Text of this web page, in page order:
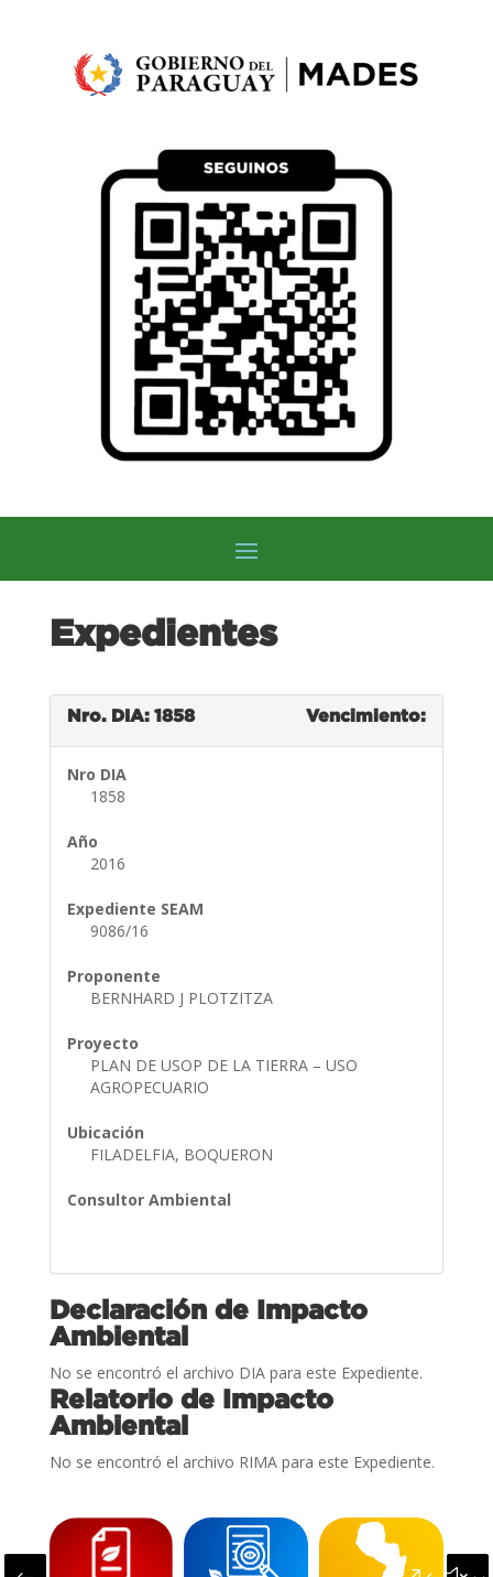
Expedientes
Nro. DIA: 1858 Vencimiento:
Nro DIA
1858
Año
2016
Expediente SEAM
9086/16
Proponente
BERNHARD J PLOTZITZA
Proyecto
PLAN DE USOP DE LA TIERRA – USO
AGROPECUARIO
Ubicación
FILADELFIA, BOQUERON
Consultor Ambiental
Declaración de Impacto
Ambiental
No se encontró el archivo DIA para este Expediente.
Relatorio de Impacto
Ambiental
No se encontró el archivo RIMA para este Expediente.